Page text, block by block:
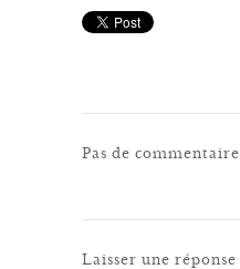
Pas de commentaire
Laisser une réponse